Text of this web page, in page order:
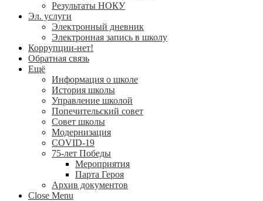
Результаты НОКУ
Эл. услуги
Электронный дневник
Электронная запись в школу
Коррупции-нет!
Обратная связь
Ещё
Информация о школе
История школы
Управление школой
Попечительский совет
Совет школы
Модернизация
COVID-19
75-лет Победы
Мероприятия
Парта Героя
Архив документов
Close Menu